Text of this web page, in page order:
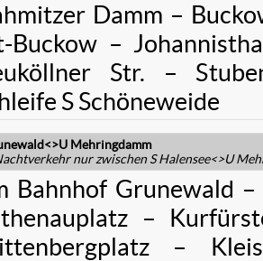
Damm –
Buckow –
Str. –
S Schöneweide
Mehringdamm
nur zwischen S Halensee<>U
Bahnhof Grunewald
–
–